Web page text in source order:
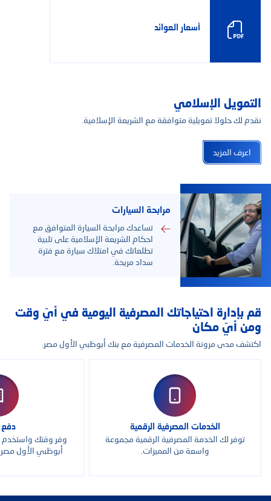
أسعار العوائد
التمويل الإسلامي
نقدم لك حلولا تمويلية متوافقة مع الشريعة الإسلامية.
اعرف المزيد
مرابحة السيارات
تساعدك مرابحة السيارة المتوافق مع
احكام الشريعة الإسلامية على تلبية
تطلعاتك في امتلاك سيارة مع فترة
سداد مريحة.
قم بإدارة احتياجاتك المصرفية اليومية في أيّ وقت
ومن أيّ مكان
اكتشف مدى مرونة الخدمات المصرفية مع بنك أبوظبي الأول مصر.
الخدمات المصرفية الرقمية
توفر لك الخدمة المصرفية الرقمية مجموعة
واسعة من المميزات.
دفع
وفر وقتك واستخدم
أبوظبي الأول